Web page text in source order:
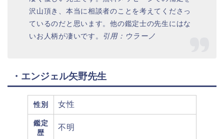
沢山頂き、本当に相談者のことを考えてくださっ
ているのだと思います。他の鑑定士の先生にはな
いお人柄が凄いです。
引用：ウラーノ
・エンジェル矢野先生
性別 女性
鑑定
歴
不明